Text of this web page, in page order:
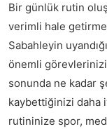
Bir günlük rutin
verimli hale
Sabahleyin
önemli
sonunda ne kadar
kaybettiğinizi daha
rutininize spor,